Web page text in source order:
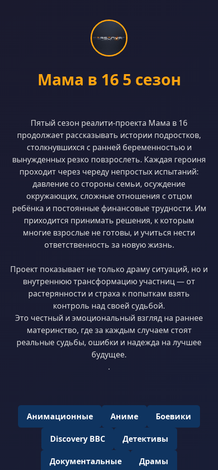
Мама в 16 5 сезон
Пятый сезон реалити-проекта Мама в 16
продолжает рассказывать истории подростков,
столкнувшихся с ранней беременностью и
вынужденных резко повзрослеть. Каждая героиня
проходит через череду непростых испытаний:
давление со стороны семьи, осуждение
окружающих, сложные отношения с отцом
ребёнка и постоянные финансовые трудности. Им
приходится принимать решения, к которым
многие взрослые не готовы, и учиться нести
ответственность за новую жизнь.
Проект показывает не только драму ситуаций, но и
внутреннюю трансформацию участниц — от
растерянности и страха к попыткам взять
контроль над своей судьбой.
Это честный и эмоциональный взгляд на раннее
материнство, где за каждым случаем стоят
реальные судьбы, ошибки и надежда на лучшее
будущее.
.
Анимационные Аниме Боевики
Discovery BBC Детективы
Документальные Драмы